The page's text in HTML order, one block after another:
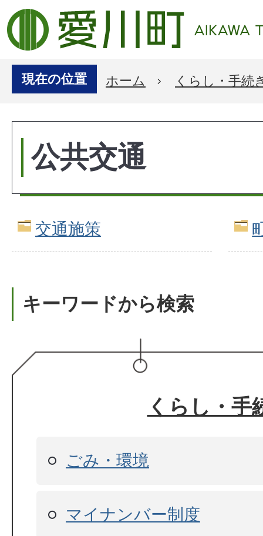
現在の位置 ホーム くらし・手続
公共交通
交通施策
キーワードから検索
くらし・手
ごみ・環境
マイナンバー制度